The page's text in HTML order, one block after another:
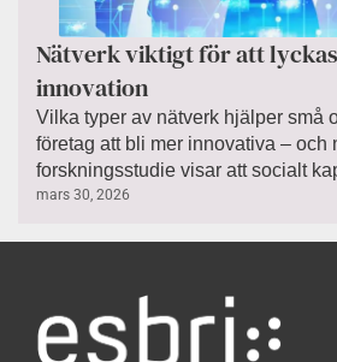
Nätverk viktigt för att
innovation
Vilka typer av nätverk hjälper små
företag att bli mer innovativa – och
forskningsstudie visar att socialt
mars 30, 2026